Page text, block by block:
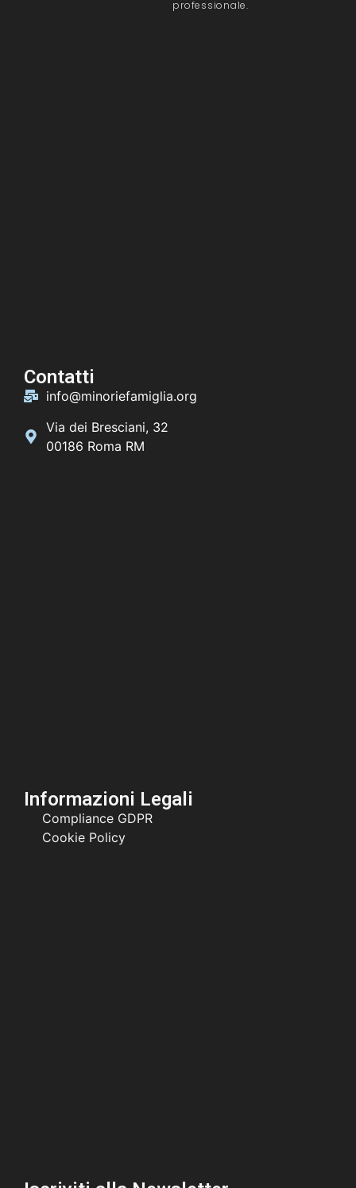
professionale.
Contatti
info@minoriefamiglia.org
Via dei Bresciani, 32
00186 Roma RM
Informazioni Legali
Compliance GDPR
Cookie Policy